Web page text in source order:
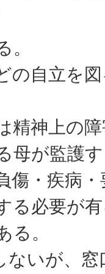
の自立を
精神上の
母が監護
傷・疾病
る必要が
る。
ないが、